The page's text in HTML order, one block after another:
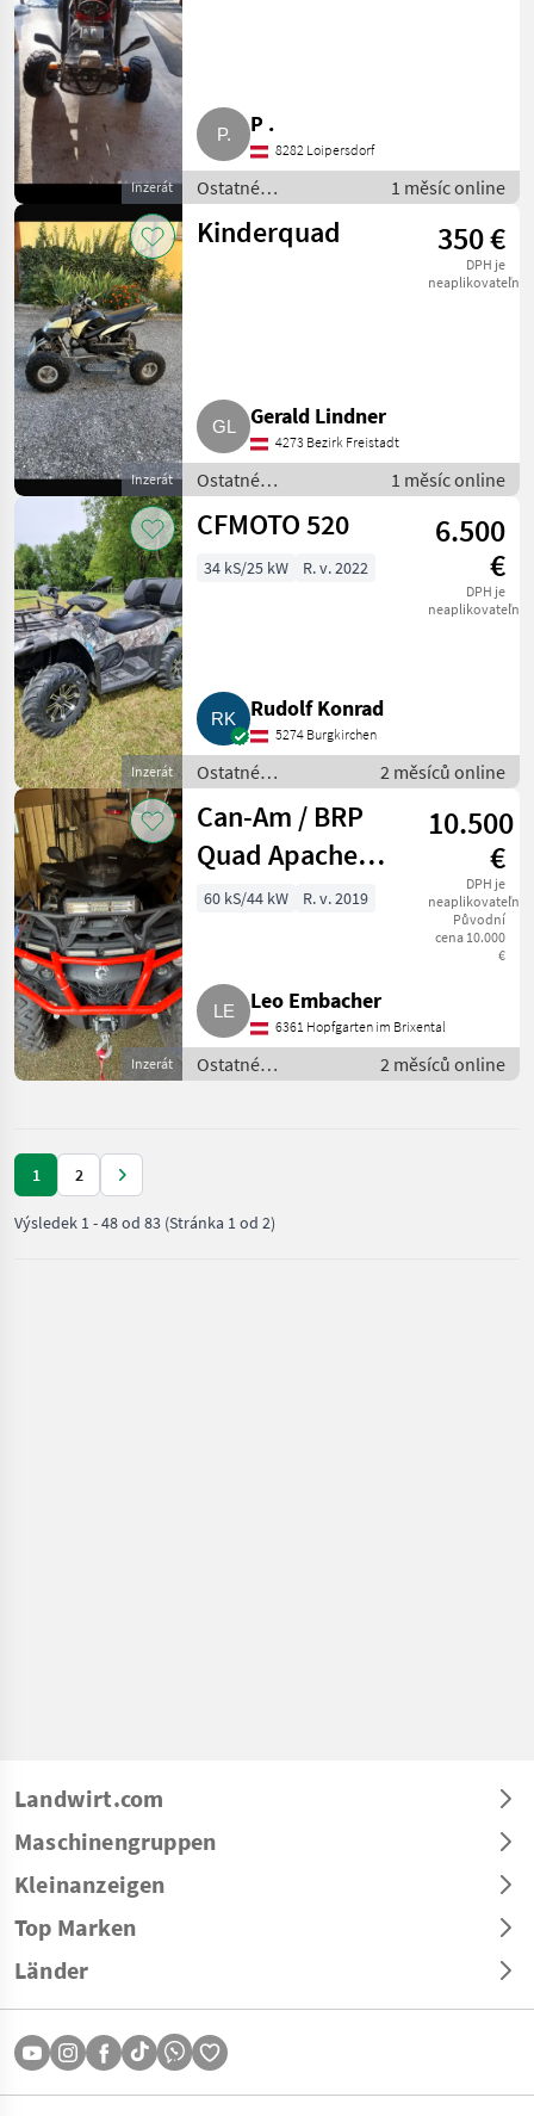
Inzerát
P .
8282 Loipersdorf
Ostatné
poľnohospodárske
silové stroje / ATV /
1 měsíc online
Inzerát
Kinderquad 350 €
DPH je
neaplikovateľné
Gerald Lindner
4273 Bezirk Freistadt
Ostatné
poľnohospodárske
silové stroje / ATV /
1 měsíc online
Inzerát
CFMOTO 520
6.500
€
DPH je
neaplikovateľné
34 kS/25 kW R. v. 2022
Rudolf Konrad
5274 Burgkirchen
Ostatné
poľnohospodárske
silové stroje / ATV /
UTV / Quad
2 měsíců online
Inzerát
Can-Am / BRP
Quad Apache
360
10.500
€
DPH je
neaplikovateľné
Původní
cena 10.000
€
60 kS/44 kW R. v. 2019
Leo Embacher
6361 Hopfgarten im Brixental
Ostatné
poľnohospodárske
2 měsíců online
1 2
Výsledek 1-48od 83 (Stránka 1 od 2)
Landwirt.com
Maschinengruppen
Kleinanzeigen
Top Marken
Länder